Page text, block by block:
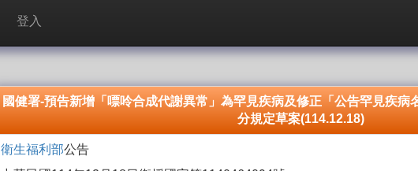
登入
國健署-預告新增「嘌呤合成代謝異常」為罕見疾病及修正「公告罕見疾病
分規定草案(114.12.18)
衛生福利部公告